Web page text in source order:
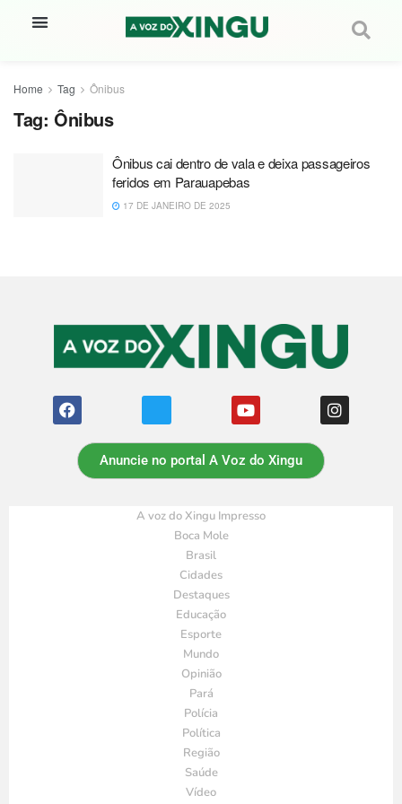
Home Tag Ônibus
Tag: Ônibus
Ônibus cai dentro de vala e deixa passageiros
feridos em Parauapebas
17 DE JANEIRO DE 2025
Anuncie no portal A Voz do Xingu
A voz do Xingu Impresso
Boca Mole
Brasil
Cidades
Destaques
Educação
Esporte
Mundo
Opinião
Pará
Polícia
Política
Região
Saúde
Vídeo